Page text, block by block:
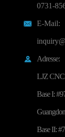
0731-

E-Mail:

Adresse:
LJZ CNC
Base I:
Base II: